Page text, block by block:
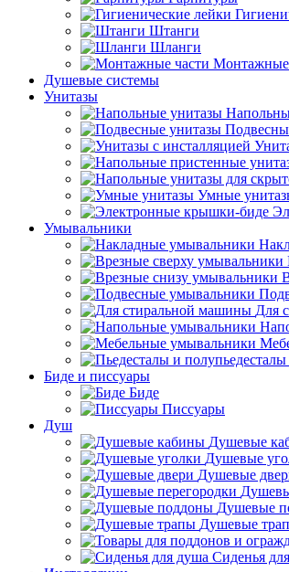
Штанги
Шланги
Монтажные
Душевые системы
Унитазы
Умные
Умывальники
Для
Биде и писсуары
Биде
Писсуары
Душ
Душевые
Душевые
Душевые
Душевые
Душевые
Сиденья